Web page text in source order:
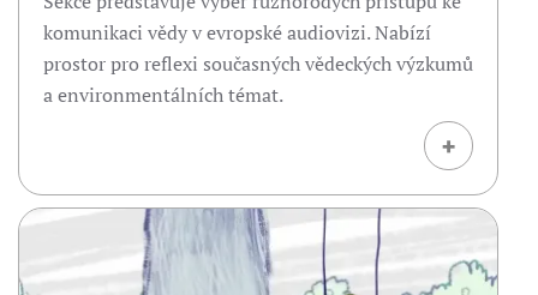
komunikaci vědy v evropské audiovizi. Nabízí
prostor pro reflexi současných vědeckých výzkumů
a environmentálních témat.
+